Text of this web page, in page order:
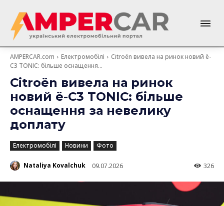
AMPERCAR.com Електромобілі
Citroën вивела на ринок новий ë-
C3 TONIC: більше оснащення...
Citroën вивела на ринок
новий ë-C3 TONIC: більше
оснащення за невелику
доплату
Електромобілі Новини Фото
Nataliya Kovalchuk 09.07.2026 326